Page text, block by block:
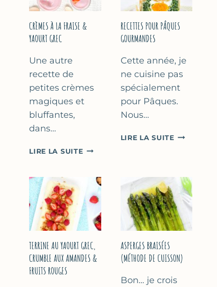
MÈRES
DES
CRÈMES À LA FRAISE &
YAOURT GREC
Une autre
recette de
petites crèmes
magiques et
bluffantes,
dans…
LIRE LA SUITECRÈMES
FRAISE
YAOURT
GREC
RECETTES POUR PÂQUES
GOURMANDES
Cette année, je
ne cuisine pas
spécialement
pour Pâques.
Nous…
LIRE LA SUITERECETTES
TERRINE AU YAOURT GREC,
CRUMBLE AUX AMANDES &
FRUITS ROUGES
ASPERGES BRAISÉES
(MÉTHODE DE CUISSON)
Bon… je crois